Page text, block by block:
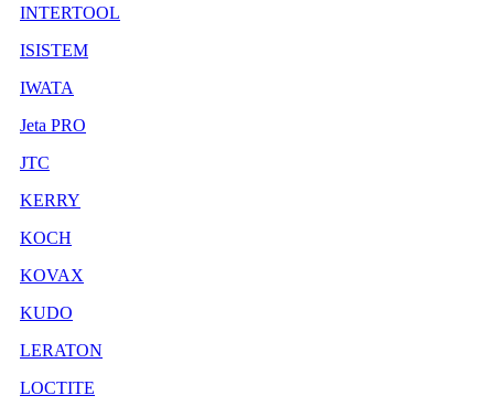
INTERTOOL
ISISTEM
IWATA
Jeta PRO
JTC
KERRY
KOCH
KOVAX
KUDO
LERATON
LOCTITE